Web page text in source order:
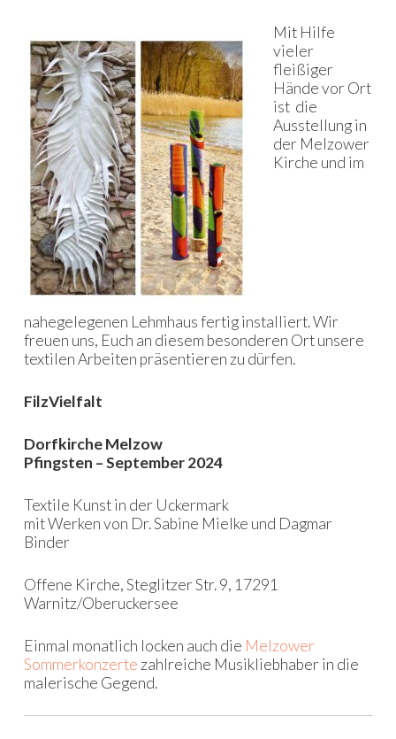
Mit Hilfe
vieler
fleißiger
Hände vor Ort
ist die
Ausstellung in
der Melzower
Kirche und im
nahegelegenen Lehmhaus fertig installiert. Wir
freuen uns, Euch an diesem besonderen Ort unsere
textilen Arbeiten präsentieren zu dürfen.
FilzVielfalt
Dorfkirche Melzow
Pfingsten – September 2024
Textile Kunst in der Uckermark
mit Werken von Dr. Sabine Mielke und Dagmar
Binder
Offene Kirche, Steglitzer Str. 9, 17291
Warnitz/Oberuckersee
Einmal monatlich locken auch die Melzower
Sommerkonzerte zahlreiche Musikliebhaber in die
malerische Gegend.